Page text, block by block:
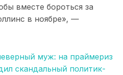
вместе бороться за
в ноябре», —
муж: на праймериз
скандальный политик-